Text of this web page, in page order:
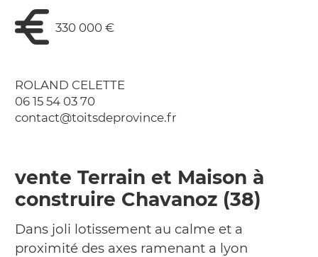
330 000 €
ROLAND CELETTE
06 15 54 03 70
contact@toitsdeprovince.fr
vente Terrain et Maison à
construire Chavanoz (38)
Dans joli lotissement au calme et a
proximité des axes ramenant a lyon